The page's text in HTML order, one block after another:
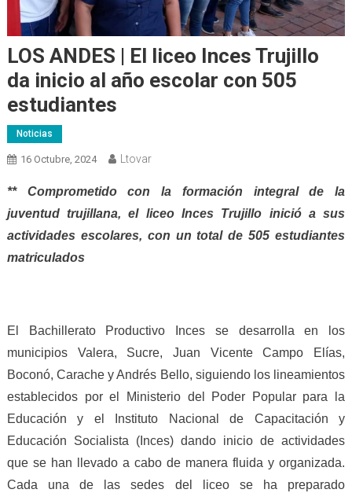
LOS ANDES | El liceo Inces Trujillo
da inicio al año escolar con 505
estudiantes
Noticias
16 Octubre, 2024 Ltovar
** Comprometido con la formación integral de la
juventud trujillana, el liceo Inces Trujillo inició a sus
actividades escolares, con un total de 505 estudiantes
matriculados
El Bachillerato Productivo Inces se desarrolla en los
municipios Valera, Sucre, Juan Vicente Campo Elías,
Boconó, Carache y Andrés Bello, siguiendo los lineamientos
establecidos por el Ministerio del Poder Popular para la
Educación y el Instituto Nacional de Capacitación y
Educación Socialista (Inces) dando inicio de actividades
que se han llevado a cabo de manera fluida y organizada.
Cada una de las sedes del liceo se ha preparado